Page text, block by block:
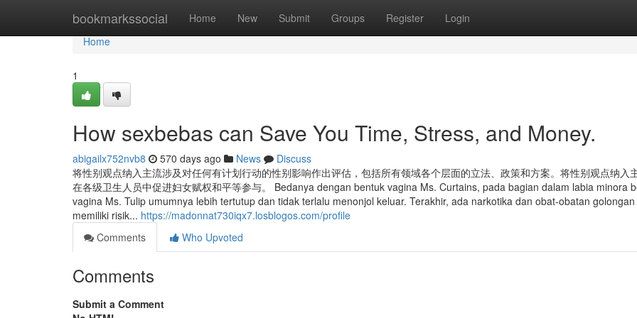
bookmarkssocial Home New Submit Groups Register Login
Home
Home
1
How sexbebas can Save You Time, Stress, and Money.
abigailx752nvb8 570 days ago News
Discuss
将性别观点纳入主流涉及对任何有计划行动的性别影响作出评估，包括所有领域各个层面的立法、政策和方案。将性别观点纳入
在各级卫生人员中促进妇女赋权和平等参与。 Bedanya dengan bentuk vagina Ms. Curtains, pada bagian dalam labia minora
vagina Ms. Tulip umumnya lebih tertutup dan tidak terlalu menonjol keluar. Terakhir, ada narkotika dan obat-obatan
memiliki risik... https://madonnat730iqx7.losblogos.com/profile
Comments
Who Upvoted
Comments
Submit a Comment